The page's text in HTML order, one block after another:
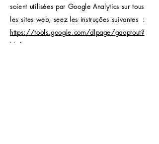
soient utilisées par Google Analytics sur tous
les sites web, seez les instruções suivantes :
https://tools.google.com/dlpage/gaoptout?
hl=fr